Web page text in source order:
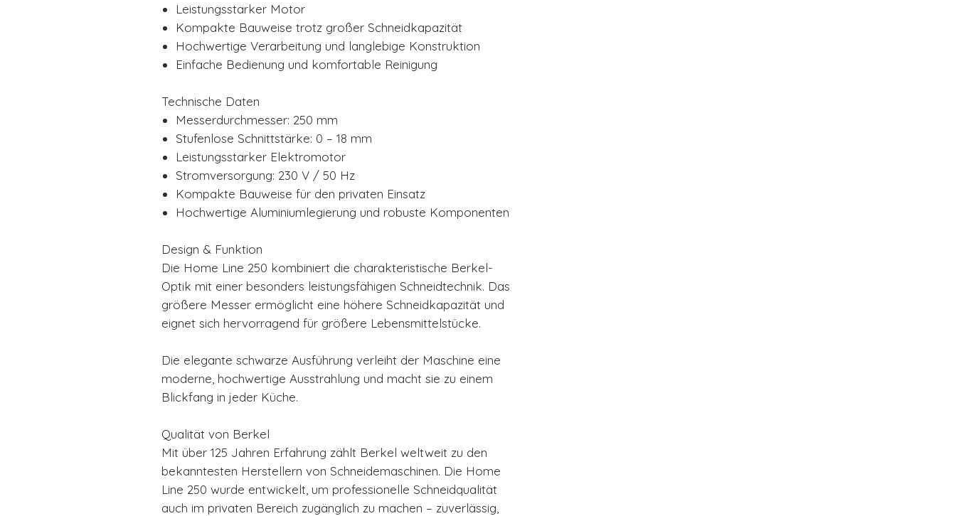
Leistungsstarker Motor
Kompakte Bauweise trotz großer Schneidkapazität
Hochwertige Verarbeitung und langlebige Konstruktion
Einfache Bedienung und komfortable Reinigung
Technische Daten
Messerdurchmesser: 250 mm
Stufenlose Schnittstärke: 0 – 18 mm
Leistungsstarker Elektromotor
Stromversorgung: 230 V / 50 Hz
Kompakte Bauweise für den privaten Einsatz
Hochwertige Aluminiumlegierung und robuste Komponenten
Design & Funktion
Die Home Line 250 kombiniert die charakteristische Berkel-
Optik mit einer besonders leistungsfähigen Schneidtechnik. Das
größere Messer ermöglicht eine höhere Schneidkapazität und
eignet sich hervorragend für größere Lebensmittelstücke.
Die elegante schwarze Ausführung verleiht der Maschine eine
moderne, hochwertige Ausstrahlung und macht sie zu einem
Blickfang in jeder Küche.
Qualität von Berkel
Mit über 125 Jahren Erfahrung zählt Berkel weltweit zu den
bekanntesten Herstellern von Schneidemaschinen. Die Home
Line 250 wurde entwickelt, um professionelle Schneidqualität
auch im privaten Bereich zugänglich zu machen – zuverlässig,